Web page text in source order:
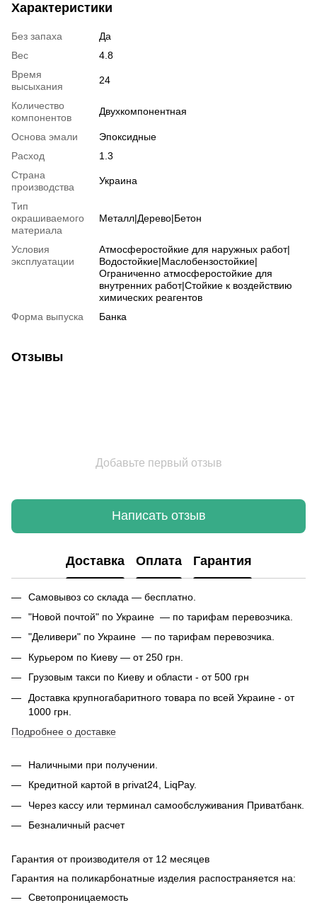
Характеристики
Без запаха
Да
Вес
4.8
Время
высыхания
24
Количество
компонентов
Двухкомпонентная
Основа эмали
Эпоксидные
Расход
1.3
Страна
производства
Украина
Тип
окрашиваемого
материала
Металл|Дерево|Бетон
Условия
эксплуатации
Атмосферостойкие для наружных работ|
Водостойкие|Маслобензостойкие|
Ограниченно атмосферостойкие для
внутренних работ|Стойкие к воздействию
химических реагентов
Форма выпуска
Банка
Отзывы
Добавьте первый отзыв
Написать отзыв
Доставка Оплата Гарантия
Самовывоз со склада — бесплатно.
"Новой почтой" по Украине — по тарифам перевозчика.
"Деливери" по Украине — по тарифам перевозчика.
Курьером по Киеву — от 250 грн.
Грузовым такси по Киеву и области - от 500 грн
Доставка крупногабаритного товара по всей Украине - от
1000 грн.
Подробнее о доставке
Наличными при получении.
Кредитной картой в privat24, LiqPay.
Через кассу или терминал самообслуживания Приватбанк.
Безналичный расчет
Гарантия от производителя от 12 месяцев
Гарантия на поликарбонатные изделия распостраняется на:
Светопроницаемость